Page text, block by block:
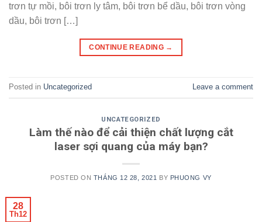
trơn tự mồi, bôi trơn ly tâm, bôi trơn bể dầu, bôi trơn vòng
dầu, bôi trơn […]
CONTINUE READING →
Posted in Uncategorized Leave a comment
UNCATEGORIZED
Làm thế nào để cải thiện chất lượng cắt
laser sợi quang của máy bạn?
POSTED ON THÁNG 12 28, 2021 BY PHUONG VY
28
Th12